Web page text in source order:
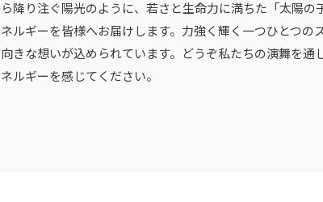
降り注ぐ陽光のように、若さと生命力に満ちた「太陽の
ルギーを皆様へお届けします。力強く輝く一つひとつの
きな想いが込められています。どうぞ私たちの演舞を通
ルギーを感じてください。